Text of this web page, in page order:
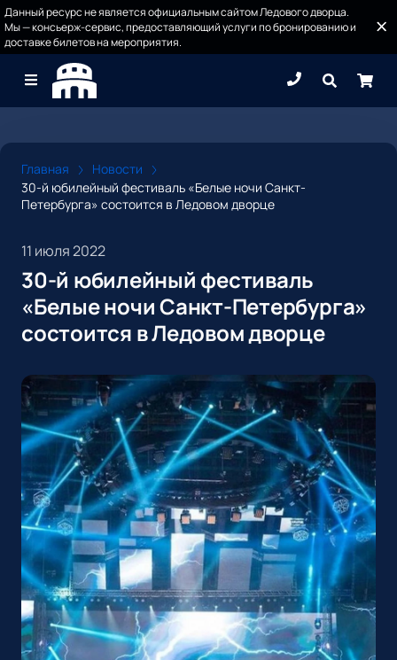
Данный ресурс не является официальным сайтом Ледового дворца.
Мы — консьерж-сервис, предоставляющий услуги по бронированию и
доставке билетов на мероприятия.
Главная
Новости
30-й юбилейный фестиваль «Белые ночи Санкт-
Петербурга» состоится в Ледовом дворце
11 июля 2022
30-й юбилейный фестиваль
«Белые ночи Санкт-Петербурга»
состоится в Ледовом дворце